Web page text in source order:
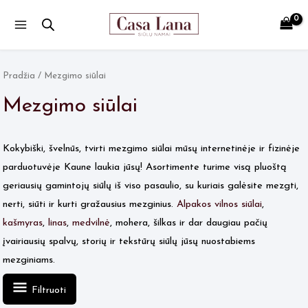
Pradžia / Mezgimo siūlai
Mezgimo siūlai
Kokybiški, švelnūs, tvirti mezgimo siūlai mūsų internetinėje ir fizinėje
parduotuvėje Kaune laukia jūsų! Asortimente turime visą pluoštą
geriausių gamintojų siūlų iš viso pasaulio, su kuriais galėsite mezgti,
nerti, siūti ir kurti gražausius mezginius. Alpakos vilnos siūlai,
kašmyras, linas, medvilnė, mohera, šilkas ir dar daugiau pačių
įvairiausių spalvų, storių ir tekstūrų siūlų jūsų nuostabiems
mezginiams.
Filtruoti